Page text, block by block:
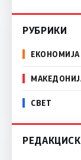
РУБРИКИ
ЕКОНОМИЈА
СВЕТ